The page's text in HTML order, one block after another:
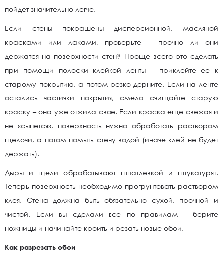
пойдет значительно легче.
Если стены покрашены дисперсионной, масляной
красками или лаками, проверьте – прочно ли они
держатся на поверхности стен? Проще всего это сделать
при помощи полоски клейкой ленты – приклейте ее к
старому покрытию, а потом резко дерните. Если на ленте
остались частички покрытия, смело счищайте старую
краску – она уже отжила свое. Если краска еще свежая и
не «сыпется», поверхность нужно обработать раствором
щелочи, а потом помыть стену водой (иначе клей не будет
держать).
Дыры и щели обрабатывают шпатлевкой и штукатурят.
Теперь поверхность необходимо прогрунтовать раствором
клея. Стена должна быть обязательно сухой, прочной и
чистой. Если вы сделали все по правилам – берите
ножницы и начинайте кроить и резать новые обои.
Как разрезать обои